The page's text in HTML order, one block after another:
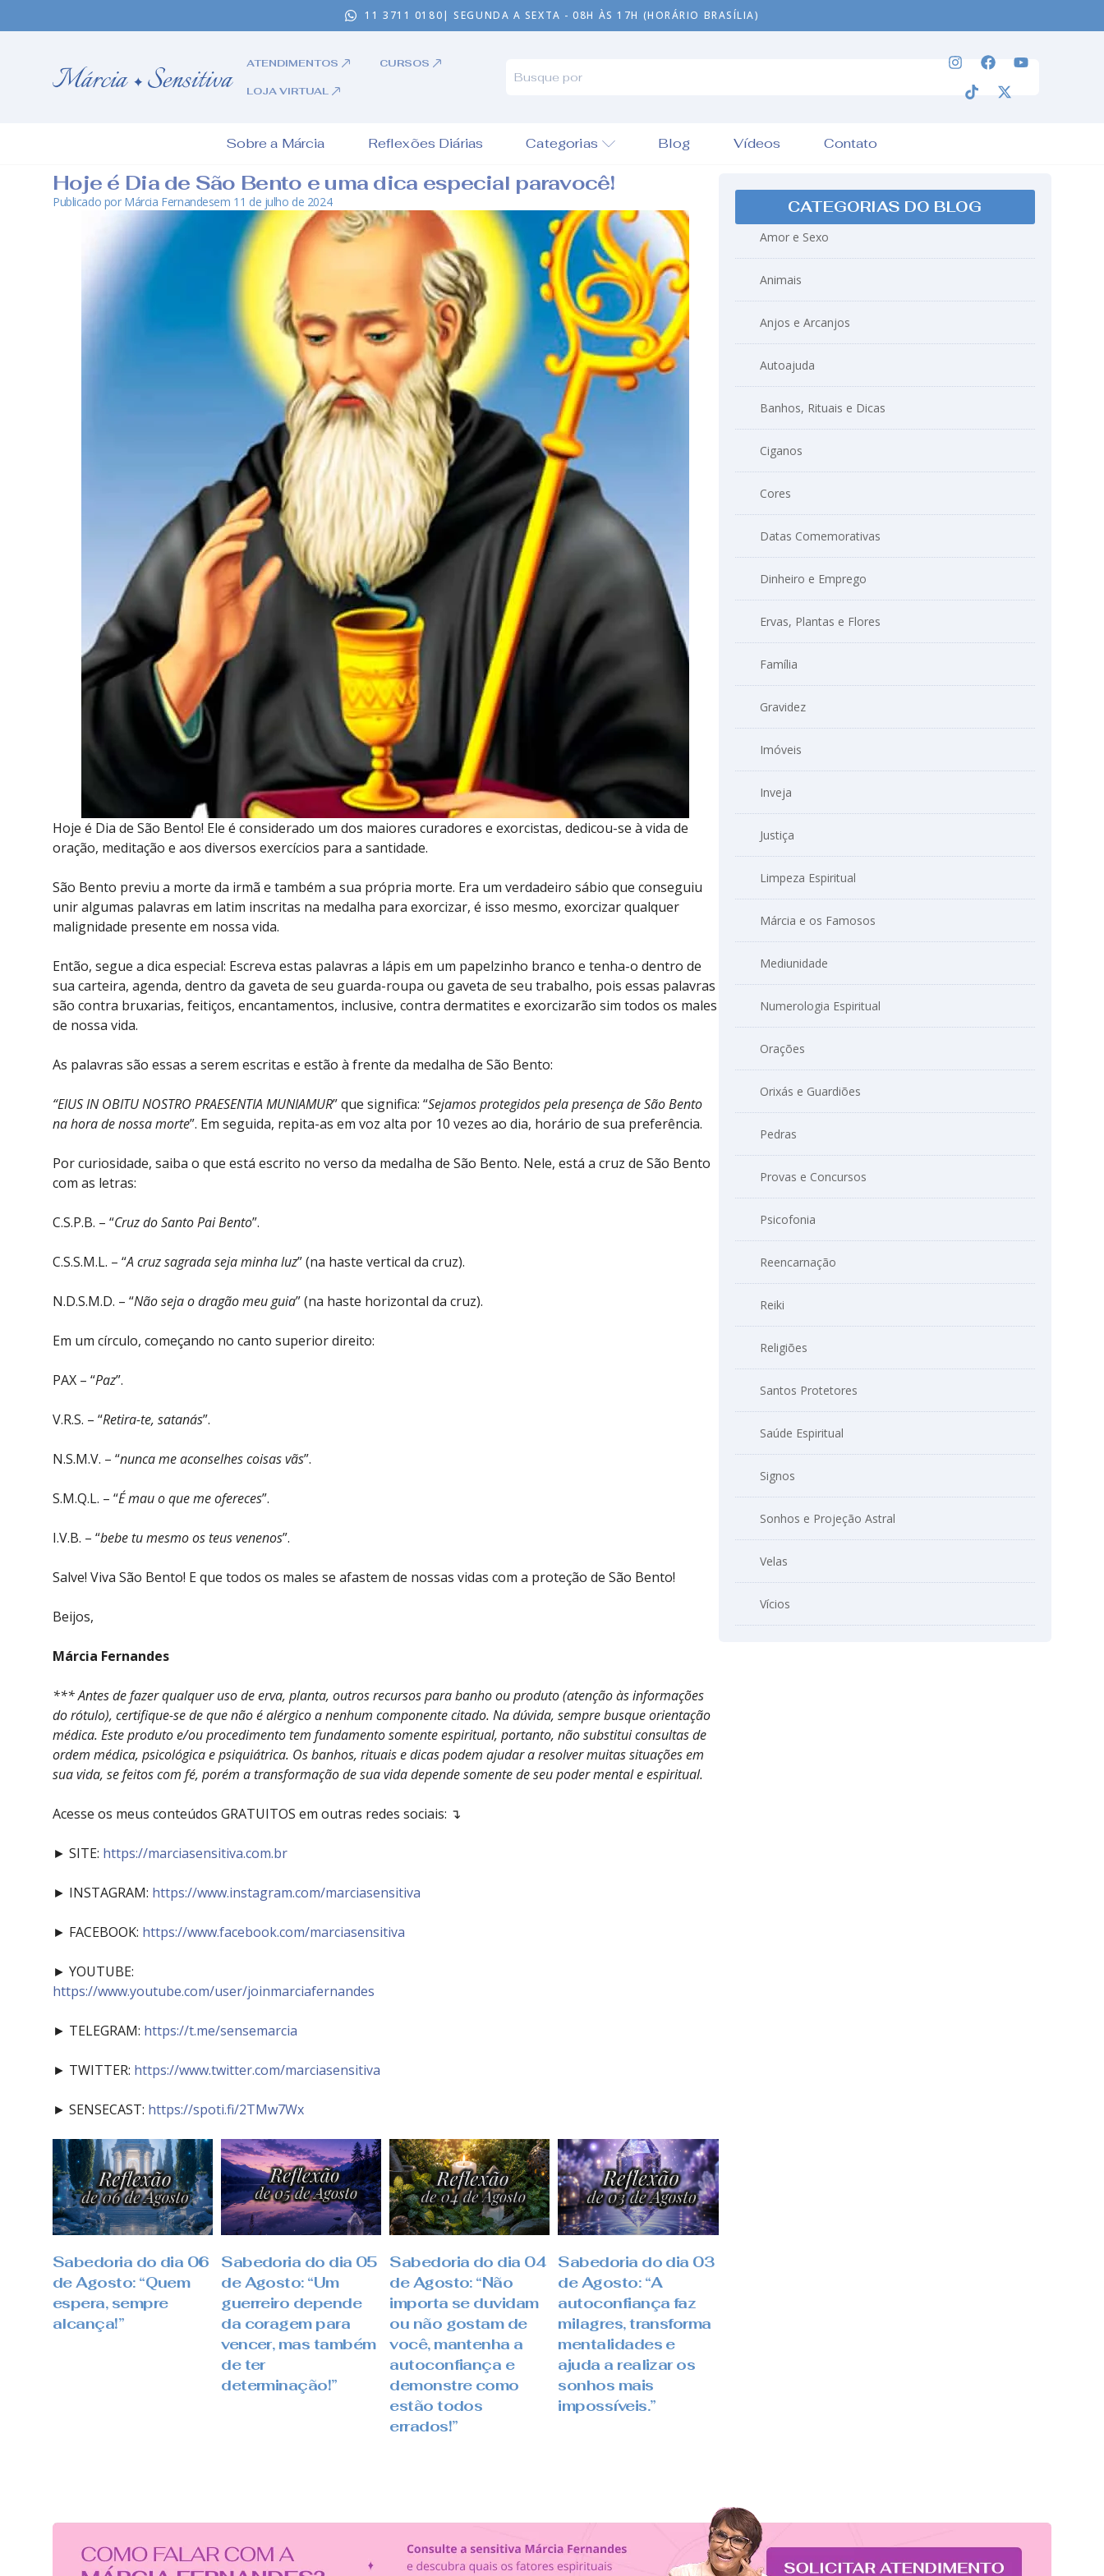
11 3711 0180| SEGUNDA A SEXTA - 08H ÀS 17H (HORÁRIO BRASÍLIA)
ATENDIMENTOS CURSOS
LOJA VIRTUAL
Sobre a Márcia Reflexões Diárias Categorias Blog Vídeos Contato
Hoje é Dia de São Bento e uma dica especial paravocê!
Publicado porMárcia Fernandesem 11 de julho de 2024
Hoje é Dia de São Bento! Ele é considerado um dos maiores curadores e exorcistas, dedicou-se à vida de
oração, meditação e aos diversos exercícios para a santidade.
São Bento previu a morte da irmã e também a sua própria morte. Era um verdadeiro sábio que conseguiu
unir algumas palavras em latim inscritas na medalha para exorcizar, é isso mesmo, exorcizar qualquer
malignidade presente em nossa vida.
Então, segue a dica especial: Escreva estas palavras a lápis em um papelzinho branco e tenha-o dentro de
sua carteira, agenda, dentro da gaveta de seu guarda-roupa ou gaveta de seu trabalho, pois essas palavras
são contra bruxarias, feitiços, encantamentos, inclusive, contra dermatites e exorcizarão sim todos os males
de nossa vida.
As palavras são essas a serem escritas e estão à frente da medalha de São Bento:
“EIUS IN OBITU NOSTRO PRAESENTIA MUNIAMUR” que significa: “Sejamos protegidos pela presença de São Bento
na hora de nossa morte”. Em seguida, repita-as em voz alta por 10 vezes ao dia, horário de sua preferência.
Por curiosidade, saiba o que está escrito no verso da medalha de São Bento. Nele, está a cruz de São Bento
com as letras:
C.S.P.B. – “Cruz do Santo Pai Bento”.
C.S.S.M.L. – “A cruz sagrada seja minha luz” (na haste vertical da cruz).
N.D.S.M.D. – “Não seja o dragão meu guia” (na haste horizontal da cruz).
Em um círculo, começando no canto superior direito:
PAX – “Paz”.
V.R.S. – “Retira-te, satanás”.
N.S.M.V. – “nunca me aconselhes coisas vãs”.
S.M.Q.L. – “É mau o que me ofereces”.
I.V.B. – “bebe tu mesmo os teus venenos”.
Salve! Viva São Bento! E que todos os males se afastem de nossas vidas com a proteção de São Bento!
Beijos,
Márcia Fernandes
*** Antes de fazer qualquer uso de erva, planta, outros recursos para banho ou produto (atenção às informações
do rótulo), certifique-se de que não é alérgico a nenhum componente citado. Na dúvida, sempre busque orientação
médica. Este produto e/ou procedimento tem fundamento somente espiritual, portanto, não substitui consultas de
ordem médica, psicológica e psiquiátrica. Os banhos, rituais e dicas podem ajudar a resolver muitas situações em
sua vida, se feitos com fé, porém a transformação de sua vida depende somente de seu poder mental e espiritual.
Acesse os meus conteúdos GRATUITOS em outras redes sociais: ↴
► SITE: https://marciasensitiva.com.br
► INSTAGRAM: https://www.instagram.com/marciasensitiva
► FACEBOOK: https://www.facebook.com/marciasensitiva
► YOUTUBE:
https://www.youtube.com/user/joinmarciafernandes
► TELEGRAM: https://t.me/sensemarcia
► TWITTER: https://www.twitter.com/marciasensitiva
► SENSECAST: https://spoti.fi/2TMw7Wx
Sabedoria do dia 06
de Agosto: “Quem
espera, sempre
alcança!”
Sabedoria do dia 05
de Agosto: “Um
guerreiro depende
da coragem para
vencer, mas também
de ter
determinação!”
Sabedoria do dia 04
de Agosto: “Não
importa se duvidam
ou não gostam de
você, mantenha a
autoconfiança e
demonstre como
estão todos
errados!”
Sabedoria do dia 03
de Agosto: “A
autoconfiança faz
milagres, transforma
mentalidades e
ajuda a realizar os
sonhos mais
impossíveis.”
CATEGORIAS DO BLOG
Amor e Sexo
Animais
Anjos e Arcanjos
Autoajuda
Banhos, Rituais e Dicas
Ciganos
Cores
Datas Comemorativas
Dinheiro e Emprego
Ervas, Plantas e Flores
Família
Gravidez
Imóveis
Inveja
Justiça
Limpeza Espiritual
Márcia e os Famosos
Mediunidade
Numerologia Espiritual
Orações
Orixás e Guardiões
Pedras
Provas e Concursos
Psicofonia
Reencarnação
Reiki
Religiões
Santos Protetores
Saúde Espiritual
Signos
Sonhos e Projeção Astral
Velas
Vícios